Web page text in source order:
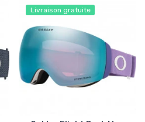
Livraison gratuite